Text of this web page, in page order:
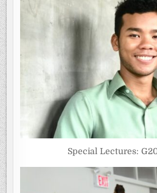
Special Lectures: